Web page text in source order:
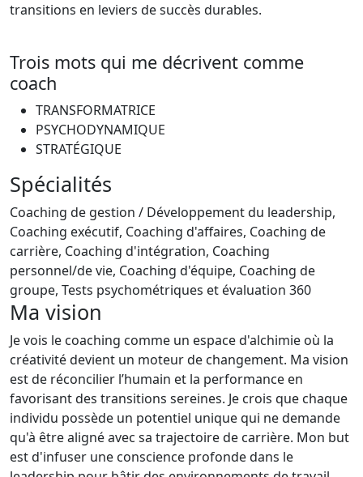
transitions en leviers de succès durables.
Trois mots qui me décrivent comme
coach
TRANSFORMATRICE
PSYCHODYNAMIQUE
STRATÉGIQUE
Spécialités
Coaching de gestion / Développement du leadership,
Coaching exécutif, Coaching d'affaires, Coaching de
carrière, Coaching d'intégration, Coaching
personnel/de vie, Coaching d'équipe, Coaching de
groupe, Tests psychométriques et évaluation 360
Ma vision
Je vois le coaching comme un espace d'alchimie où la
créativité devient un moteur de changement. Ma vision
est de réconcilier l’humain et la performance en
favorisant des transitions sereines. Je crois que chaque
individu possède un potentiel unique qui ne demande
qu'à être aligné avec sa trajectoire de carrière. Mon but
est d'infuser une conscience profonde dans le